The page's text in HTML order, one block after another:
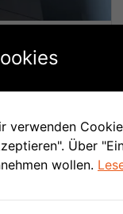
im
in
POLEN
verwenden
Über
wollen.